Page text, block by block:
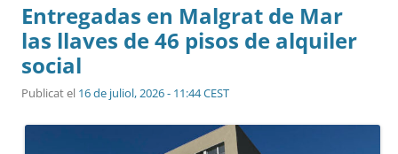
Entregadas en Malgrat de Mar
las llaves de 46 pisos de alquiler
social
Publicat el 16 de juliol, 2026 - 11:44 CEST